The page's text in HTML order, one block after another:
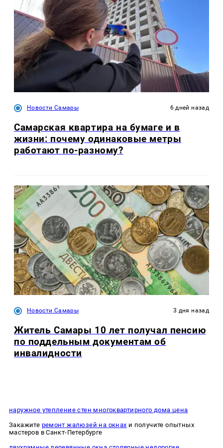
Новости Самары 6 дней назад
Самарская квартира на бумаге и в
жизни: почему одинаковые метры
работают по-разному?
Новости Самары 3 дня назад
Житель Самары 10 лет получал пенсию
по поддельным документам об
инвалидности
наружное утепление стен многоквартирного дома цена
Закажите ремонт жалюзей на окнах и получите опытных
мастеров в Санкт-Петербурге